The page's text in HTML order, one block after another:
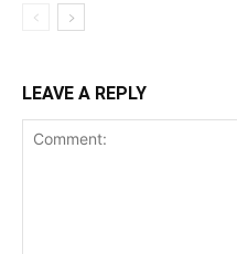
LEAVE A REPLY